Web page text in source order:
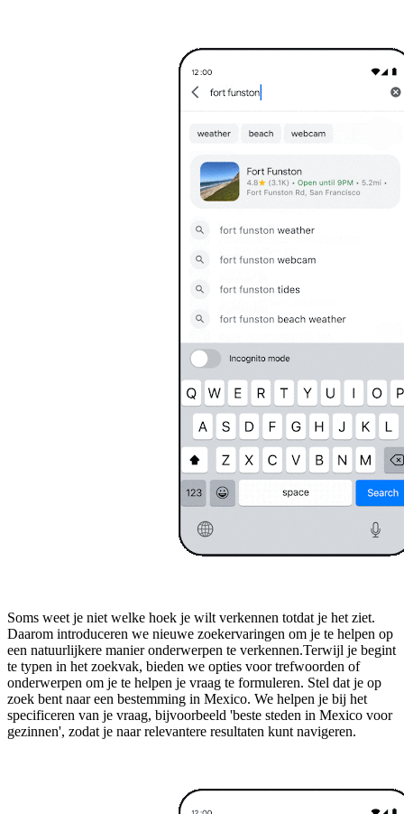
Soms weet je niet welke hoek je wilt verkennen totdat je het ziet.
Daarom introduceren we nieuwe zoekervaringen om je te helpen op
een natuurlijkere manier onderwerpen te verkennen.Terwijl je begint
te typen in het zoekvak, bieden we opties voor trefwoorden of
onderwerpen om je te helpen je vraag te formuleren. Stel dat je op
zoek bent naar een bestemming in Mexico. We helpen je bij het
specificeren van je vraag, bijvoorbeeld 'beste steden in Mexico voor
gezinnen', zodat je naar relevantere resultaten kunt navigeren.